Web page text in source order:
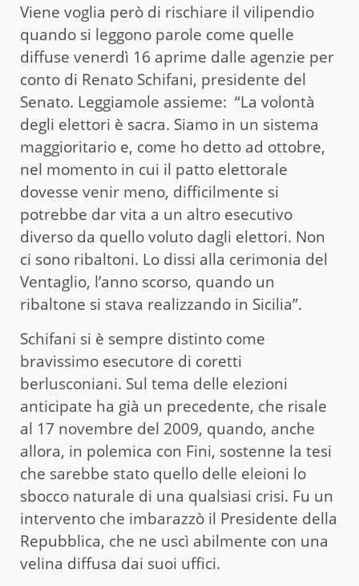
Viene voglia però di rischiare il vilipendio
quando si leggono parole come quelle
diffuse venerdì 16 aprime dalle agenzie per
conto di Renato Schifani, presidente del
Senato. Leggiamole assieme: “La volontà
degli elettori è sacra. Siamo in un sistema
maggioritario e, come ho detto ad ottobre,
nel momento in cui il patto elettorale
dovesse venir meno, difficilmente si
potrebbe dar vita a un altro esecutivo
diverso da quello voluto dagli elettori. Non
ci sono ribaltoni. Lo dissi alla cerimonia del
Ventaglio, l’anno scorso, quando un
ribaltone si stava realizzando in Sicilia”.
Schifani si è sempre distinto come
bravissimo esecutore di coretti
berlusconiani. Sul tema delle elezioni
anticipate ha già un precedente, che risale
al 17 novembre del 2009, quando, anche
allora, in polemica con Fini, sostenne la tesi
che sarebbe stato quello delle eleioni lo
sbocco naturale di una qualsiasi crisi. Fu un
intervento che imbarazzò il Presidente della
Repubblica, che ne uscì abilmente con una
velina diffusa dai suoi uffici.